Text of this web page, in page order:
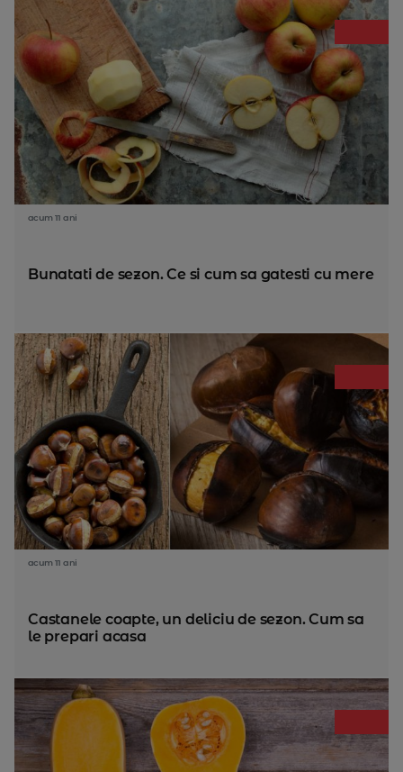
acum 11 ani
Bunatati de sezon. Ce si cum sa gatesti cu mere
acum 11 ani
Castanele coapte, un deliciu de sezon. Cum sa
le prepari acasa